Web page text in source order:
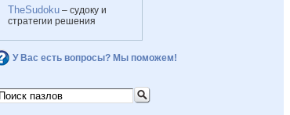
TheSudoku – судоку и
стратегии решения
У Вас есть вопросы? Мы поможем!